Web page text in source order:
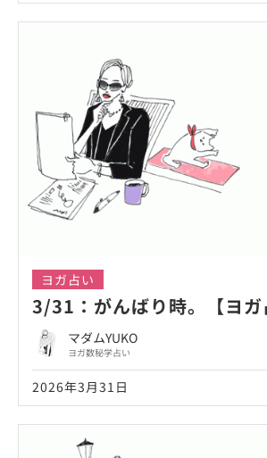
ヨガ占い
3/31：がんばり時。【ヨガ
マダムYUKO
ヨガ数秘学占い
2026年3月31日